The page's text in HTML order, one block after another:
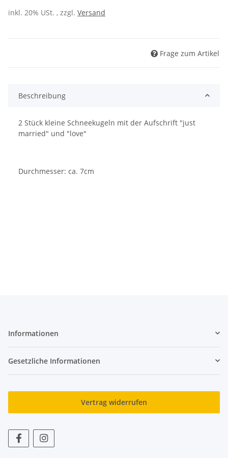
inkl. 20% USt. , zzgl. Versand
Frage zum Artikel
Beschreibung
2 Stück kleine Schneekugeln mit der Aufschrift "just
married" und "love"
Durchmesser: ca. 7cm
Informationen
Gesetzliche Informationen
Vertrag widerrufen